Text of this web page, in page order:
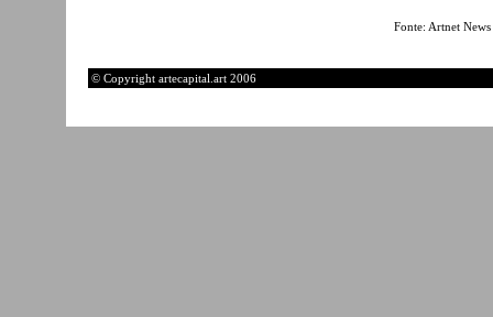
Fonte: Artnet News
© Copyright artecapital.art 2006